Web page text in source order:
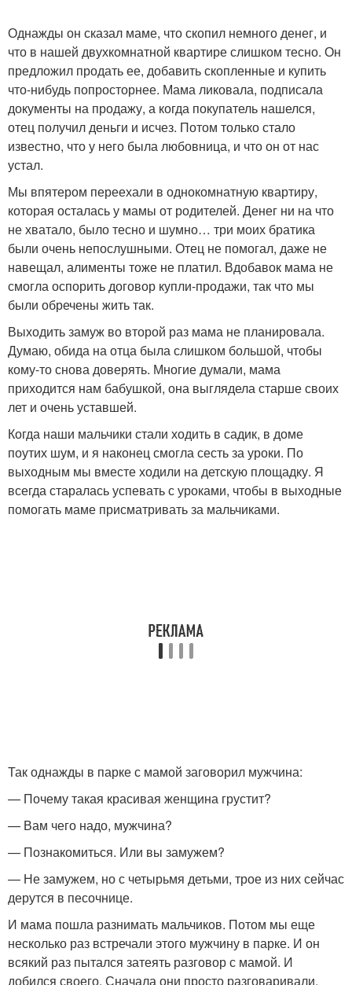
Однажды он сказал маме, что скопил немного денег, и
что в нашей двухкомнатной квартире слишком тесно. Он
предложил продать ее, добавить скопленные и купить
что-нибудь попросторнее. Мама ликовала, подписала
документы на продажу, а когда покупатель нашелся,
отец получил деньги и исчез. Потом только стало
известно, что у него была любовница, и что он от нас
устал.
Мы впятером переехали в однокомнатную квартиру,
которая осталась у мамы от родителей. Денег ни на что
не хватало, было тесно и шумно… три моих братика
были очень непослушными. Отец не помогал, даже не
навещал, алименты тоже не платил. Вдобавок мама не
смогла оспорить договор купли-продажи, так что мы
были обречены жить так.
Выходить замуж во второй раз мама не планировала.
Думаю, обида на отца была слишком большой, чтобы
кому-то снова доверять. Многие думали, мама
приходится нам бабушкой, она выглядела старше своих
лет и очень уставшей.
Когда наши мальчики стали ходить в садик, в доме
поутих шум, и я наконец смогла сесть за уроки. По
выходным мы вместе ходили на детскую площадку. Я
всегда старалась успевать с уроками, чтобы в выходные
помогать маме присматривать за мальчиками.
Так однажды в парке с мамой заговорил мужчина:
— Почему такая красивая женщина грустит?
— Вам чего надо, мужчина?
— Познакомиться. Или вы замужем?
— Не замужем, но с четырьмя детьми, трое из них сейчас
дерутся в песочнице.
И мама пошла разнимать мальчиков. Потом мы еще
несколько раз встречали этого мужчину в парке. И он
всякий раз пытался затеять разговор с мамой. И
добился своего. Сначала они просто разговаривали,